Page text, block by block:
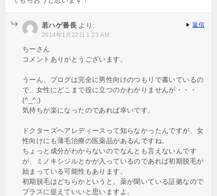
若ハゲ番長 より:
2014年1月22日 1:23 AM
ちーさん
コメントありがとうございます。
うーん、ブログは完全に男性向けのつもりで書いているの
で、女性にどこまで役に立つのかわかりませんが・・・
(^_^;)
気持ちが楽になったのであれば幸いです。
ドクターズヘアレディースって知らなかったんですが、女
性向けにも薄毛治療の医薬品があるんですね。
ちょっと成分がわからないのでなんとも言えないんです
が、ミノキシジルとかが入っているのであれば初期脱毛が
始まっている可能性もあります。
初期脱毛はどちらかというと、薬が聞いている証拠なので
プラスに捉えていいと思いますよ。
返信